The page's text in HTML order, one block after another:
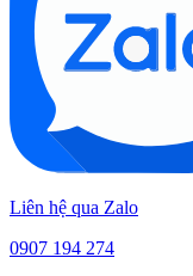
Liên hệ qua Zalo
0907 194 274